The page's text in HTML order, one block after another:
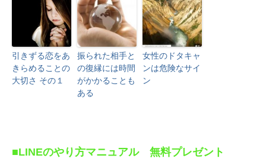
引きずる恋をあ
きらめることの
大切さ その１
振られた相手と
の復縁には時間
がかかることも
ある
女性のドタキャ
ンは危険なサイ
ン
■LINEのやり方マニュアル 無料プレゼント